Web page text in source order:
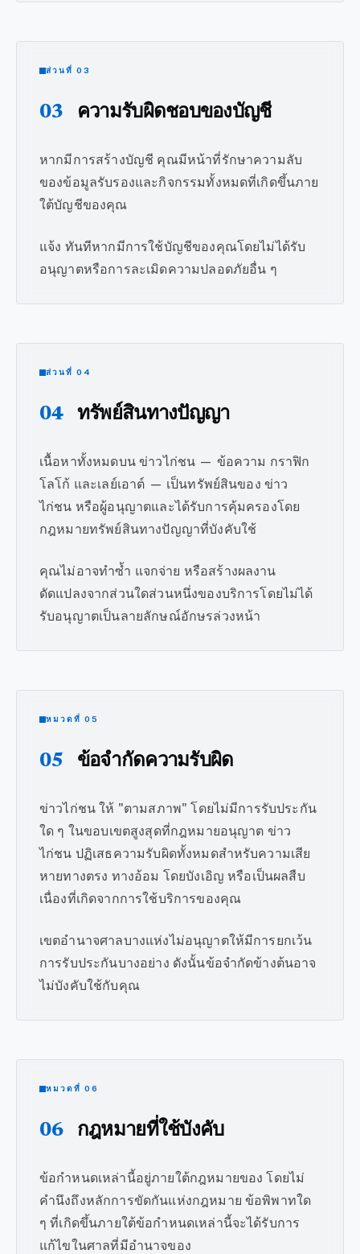
ส่วนที่ 03
03 ความรับผิดชอบของบัญชี
หากมีการสร้างบัญชี คุณมีหน้าที่รักษาความลับ
ของข้อมูลรับรองและกิจกรรมทั้งหมดที่เกิดขึ้นภาย
ใต้บัญชีของคุณ
แจ้ง ทันทีหากมีการใช้บัญชีของคุณโดยไม่ได้รับ
อนุญาตหรือการละเมิดความปลอดภัยอื่น ๆ
ส่วนที่ 04
04 ทรัพย์สินทางปัญญา
เนื้อหาทั้งหมดบน ข่าวไก่ชน — ข้อความ กราฟิก
โลโก้ และเลย์เอาต์ — เป็นทรัพย์สินของ ข่าว
ไก่ชน หรือผู้อนุญาตและได้รับการคุ้มครองโดย
กฎหมายทรัพย์สินทางปัญญาที่บังคับใช้
คุณไม่อาจทำซ้ำ แจกจ่าย หรือสร้างผลงาน
ดัดแปลงจากส่วนใดส่วนหนึ่งของบริการโดยไม่ได้
รับอนุญาตเป็นลายลักษณ์อักษรล่วงหน้า
หมวดที่ 05
05 ข้อจำกัดความรับผิด
ข่าวไก่ชน ให้ "ตามสภาพ" โดยไม่มีการรับประกัน
ใด ๆ ในขอบเขตสูงสุดที่กฎหมายอนุญาต ข่าว
ไก่ชน ปฏิเสธความรับผิดทั้งหมดสำหรับความเสีย
หายทางตรง ทางอ้อม โดยบังเอิญ หรือเป็นผลสืบ
เนื่องที่เกิดจากการใช้บริการของคุณ
เขตอำนาจศาลบางแห่งไม่อนุญาตให้มีการยกเว้น
การรับประกันบางอย่าง ดังนั้นข้อจำกัดข้างต้นอาจ
ไม่บังคับใช้กับคุณ
หมวดที่ 06
06 กฎหมายที่ใช้บังคับ
ข้อกำหนดเหล่านี้อยู่ภายใต้กฎหมายของ โดยไม่
คำนึงถึงหลักการขัดกันแห่งกฎหมาย ข้อพิพาทใด
ๆ ที่เกิดขึ้นภายใต้ข้อกำหนดเหล่านี้จะได้รับการ
แก้ไขในศาลที่มีอำนาจของ